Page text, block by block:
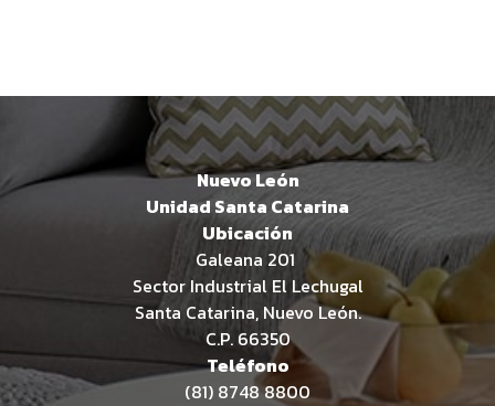
Nuevo León
Unidad Santa Catarina
Ubicación
Galeana 201
Sector Industrial El Lechugal
Santa Catarina, Nuevo León.
C.P. 66350
Teléfono
(81) 8748 8800